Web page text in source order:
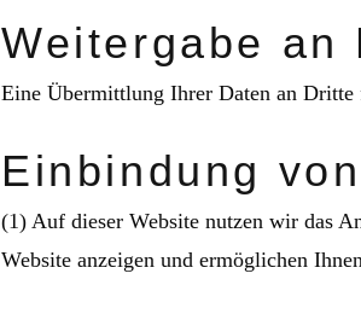
Weitergabe an
Eine Übermittlung Ihrer Daten an
Einbindung
(1) Auf dieser Website nutzen wir das
Website anzeigen und ermöglichen